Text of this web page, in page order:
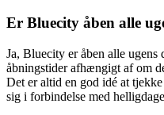
Er Bluecity åben alle
Ja, Bluecity er åben alle
åbningstider afhængigt af om
Det er altid en god idé at
sig i forbindelse med